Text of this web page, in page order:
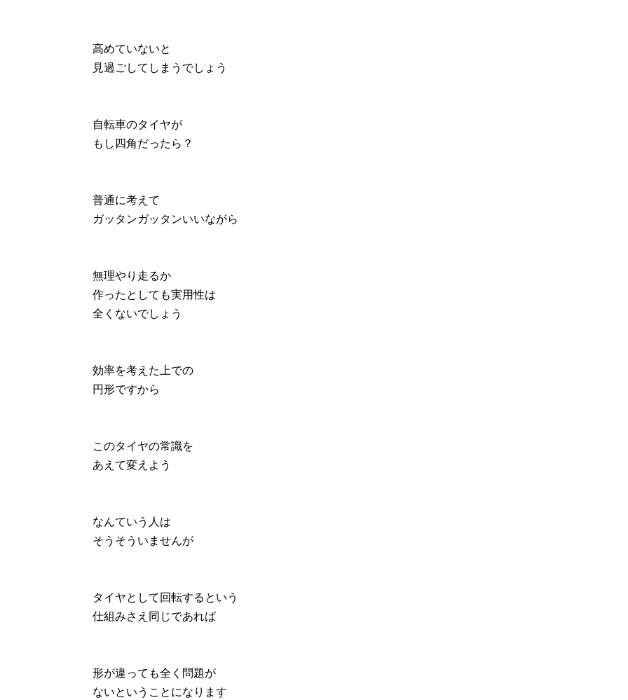
高めていないと
見過ごしてしまうでしょう
自転車のタイヤが
もし四角だったら？
普通に考えて
ガッタンガッタンいいながら
無理やり走るか
作ったとしても実用性は
全くないでしょう
効率を考えた上での
円形ですから
このタイヤの常識を
あえて変えよう
なんていう人は
そうそういませんが
タイヤとして回転するという
仕組みさえ同じであれば
形が違っても全く問題が
ないということになります